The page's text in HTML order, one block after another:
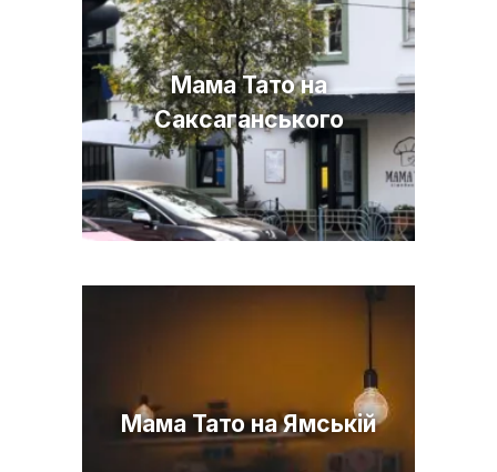
Мама Тато на
Саксаганського
Мама Тато на Ямській